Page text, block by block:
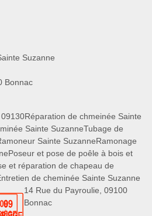
Suzanne
Bonnac
Réparation de chmeinée Sainte
Sainte SuzanneTubage de
Sainte SuzanneRamonage
Poseur et pose de poêle à bois et
et réparation de chapeau de
de cheminée Sainte Suzanne
14 Rue du Payroulie, 09100
Bonnac